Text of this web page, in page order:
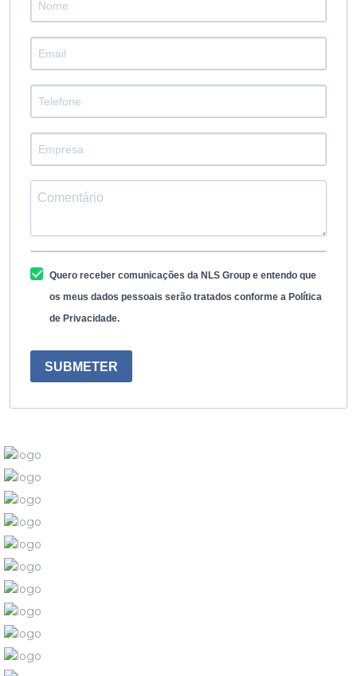
Quero receber comunicações da NLS Group e entendo que
os meus dados pessoais serão tratados conforme a Política
de Privacidade.
SUBMETER